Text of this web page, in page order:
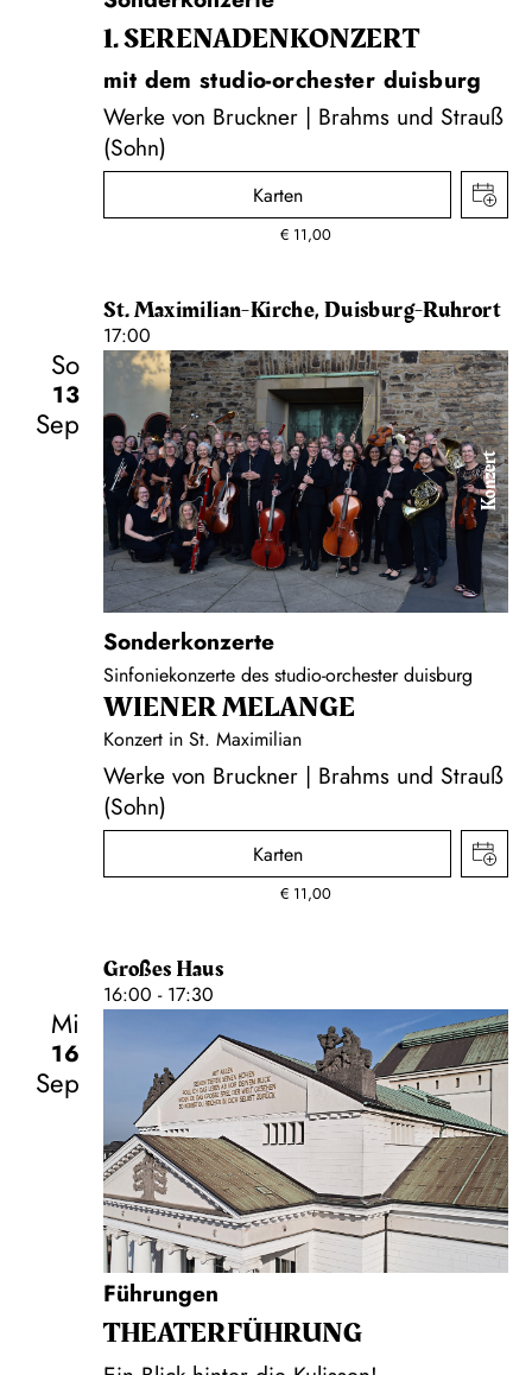
1. SERENADEN­KONZERT
mit dem studio-orchester duisburg
Werke von Bruckner | Brahms und Strauß
(Sohn)
Karten
€ 11,00
St. Maximilian-Kirche, Duisburg-Ruhrort
17:00
So
13
Sep
Konzert
Sonderkonzerte
Sinfoniekonzerte des studio-orchester duisburg
WIENER MELANGE
Konzert in St. Maximilian
Werke von Bruckner | Brahms und Strauß
(Sohn)
Karten
€ 11,00
Großes Haus
16:00 - 17:30
Mi
16
Sep
Führungen
THEATER­FÜHR­UNG